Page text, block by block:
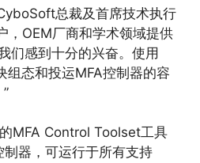
总裁及首席技术执行
，OEM厂商和学术领域提供
们感到十分的兴奋。使用
组态和投运MFA控制器的容
MFA Control Toolset工具
器，可运行于所有支持